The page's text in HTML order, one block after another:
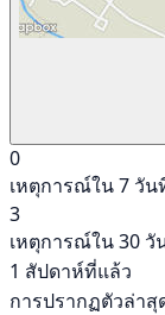
0
เหตุการณ์ใน 7 วั
3
เหตุการณ์ใน 30 วั
1 สัปดาห์ที่แล้ว
การปรากฏตัวล่าสุ